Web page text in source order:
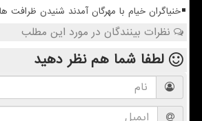
خنیاگران خیام با مهرگان آمدند شنیدن
نظرات بینندگان در مورد این مطلب
لطفا شما همنظر دهید